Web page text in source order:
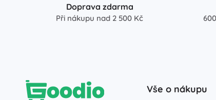
Doprava zdarma
Při nákupu nad 2 500 Kč
Vše o nákupu